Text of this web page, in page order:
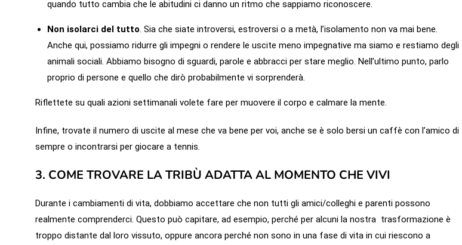
quando tutto cambia che le abitudini ci danno un ritmo che sappiamo riconoscere.
Non isolarci del tutto. Sia che siate introversi, estroversi o a metà, l’isolamento non va mai bene.
Anche qui, possiamo ridurre gli impegni o rendere le uscite meno impegnative ma siamo e restiamo degli
animali sociali. Abbiamo bisogno di sguardi, parole e abbracci per stare meglio. Nell’ultimo punto, parlo
proprio di persone e quello che dirò probabilmente vi sorprenderà.
Riflettete su quali azioni settimanali volete fare per muovere il corpo e calmare la mente.
Infine, trovate il numero di uscite al mese che va bene per voi, anche se è solo bersi un caffè con l’amico di
sempre o incontrarsi per giocare a tennis.
3. COME TROVARE LA TRIBÙ ADATTA AL MOMENTO CHE VIVI
Durante i cambiamenti di vita, dobbiamo accettare che non tutti gli amici/colleghi e parenti possono
realmente comprenderci. Questo può capitare, ad esempio, perché per alcuni la nostra trasformazione è
troppo distante dal loro vissuto, oppure ancora perché non sono in una fase di vita in cui riescono a